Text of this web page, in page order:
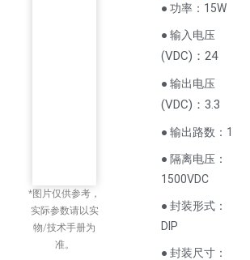
*图片仅供参考，
实际参数请以实
物/技术手册为
准。
● 功率：15W
● 输入电压
(VDC)：24
● 输出电压
(VDC) ：3.3
● 输出路数：1
● 隔离电压：
1500VDC
● 封装形式：
DIP
● 封装尺寸：